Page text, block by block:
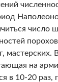
мастерских.
на
в 10-20 раз,